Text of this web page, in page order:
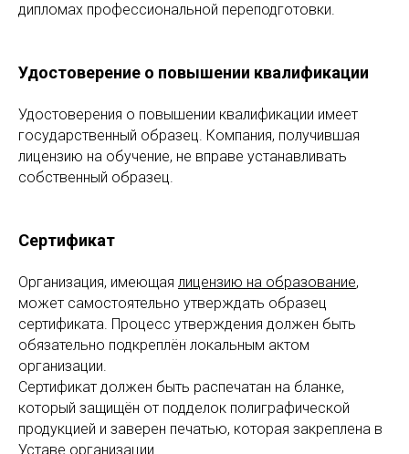
дипломах профессиональной переподготовки.
Удостоверение о повышении квалификации
Удостоверения о повышении квалификации имеет
государственный образец. Компания, получившая
лицензию на обучение, не вправе устанавливать
собственный образец.
Сертификат
Организация, имеющая лицензию на образование,
может самостоятельно утверждать образец
сертификата. Процесс утверждения должен быть
обязательно подкреплён локальным актом
организации.
Сертификат должен быть распечатан на бланке,
который защищён от подделок полиграфической
продукцией и заверен печатью, которая закреплена в
Уставе организации.